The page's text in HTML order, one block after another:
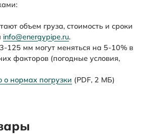
объем груза, стоимость и сроки
info@energypipe.ru.
125 мм могут меняться на 5-10% в
факторов (погодные условия,
нормах погрузки (PDF, 2 МБ)